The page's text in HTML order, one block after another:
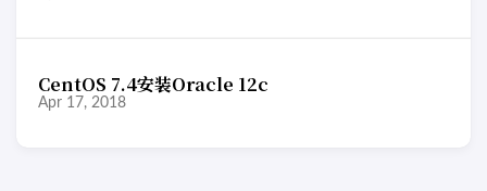
CentOS 7.4安装Oracle 12c
Apr 17, 2018